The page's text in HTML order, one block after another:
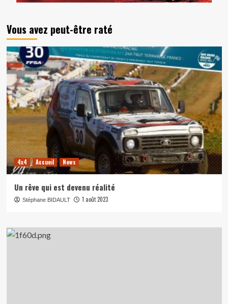
Vous avez peut-être raté
4x4 Accueil News
Un rêve qui est devenu réalité
Stéphane BIDAULT 1 août 2023